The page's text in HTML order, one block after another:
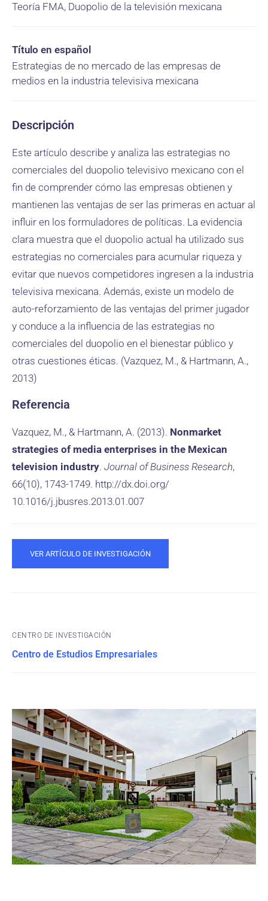
Teoría FMA, Duopolio de la televisión mexicana
Título en español
Estrategias de no mercado de las empresas de
medios en la industria televisiva mexicana
Descripción
Este artículo describe y analiza las estrategias no
comerciales del duopolio televisivo mexicano con el
fin de comprender cómo las empresas obtienen y
mantienen las ventajas de ser las primeras en actuar al
influir en los formuladores de políticas. La evidencia
clara muestra que el duopolio actual ha utilizado sus
estrategias no comerciales para acumular riqueza y
evitar que nuevos competidores ingresen a la industria
televisiva mexicana. Además, existe un modelo de
auto-reforzamiento de las ventajas del primer jugador
y conduce a la influencia de las estrategias no
comerciales del duopolio en el bienestar público y
otras cuestiones éticas. (Vazquez, M., & Hartmann, A.,
2013)
Referencia
Vazquez, M., & Hartmann, A. (2013). Nonmarket
strategies of media enterprises in the Mexican
television industry. Journal of Business Research,
66(10), 1743-1749. http://dx.doi.org/
10.1016/j.jbusres.2013.01.007
VER ARTÍCULO DE INVESTIGACIÓN
CENTRO DE INVESTIGACIÓN
Centro de Estudios Empresariales